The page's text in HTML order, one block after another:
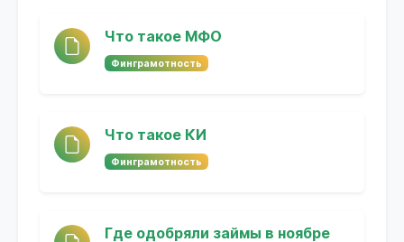
Что такое МФО
Финграмотность
Что такое КИ
Финграмотность
Где одобряли займы в ноябре